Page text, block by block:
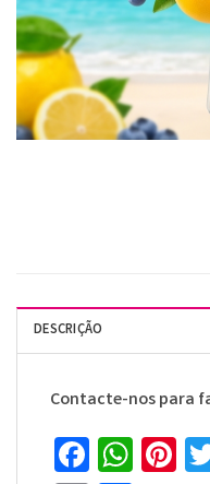
DESCRIÇÃO
Contacte-nos para